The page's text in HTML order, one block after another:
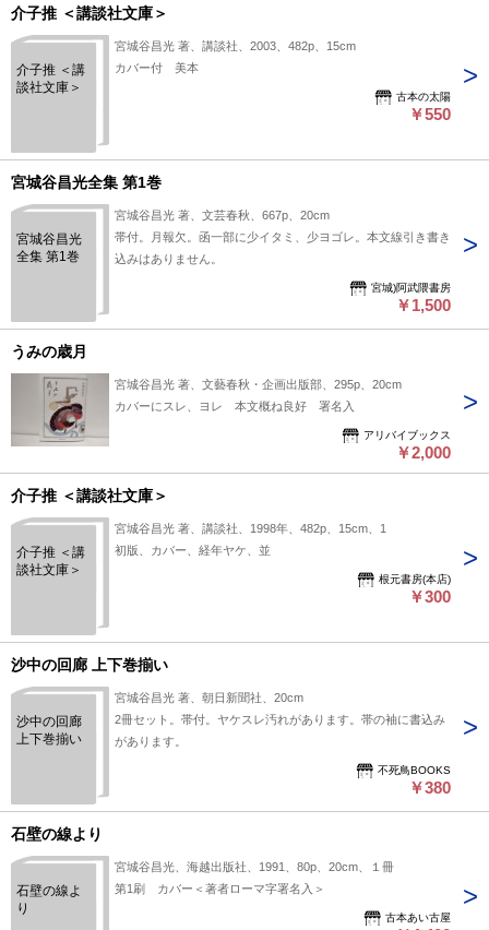
介子推 ＜講談社文庫＞
介子推 ＜講
談社文庫＞
宮城谷昌光 著、講談社、2003、482p、15cm
カバー付 美本
古本の太陽
￥550
宮城谷昌光全集 第1巻
宮城谷昌光
全集 第1巻
宮城谷昌光 著、文芸春秋、667p、20cm
帯付。月報欠。函一部に少イタミ、少ヨゴレ。本文線引き書き
込みはありません。
宮城)阿武隈書房
￥1,500
うみの歳月
宮城谷昌光 著、文藝春秋・企画出版部、295p、20cm
カバーにスレ、ヨレ 本文概ね良好 署名入
アリバイブックス
￥2,000
介子推 ＜講談社文庫＞
介子推 ＜講
談社文庫＞
宮城谷昌光 著、講談社、1998年、482p、15cm、1
初版、カバー、経年ヤケ、並
根元書房(本店)
￥300
沙中の回廊 上下巻揃い
沙中の回廊
上下巻揃い
宮城谷昌光 著、朝日新聞社、20cm
2冊セット。帯付。ヤケスレ汚れがあります。帯の袖に書込み
があります。
不死鳥BOOKS
￥380
石壁の線より
石壁の線よ
り
宮城谷昌光、海越出版社、1991、80p、20cm、１冊
第1刷 カバー＜著者ローマ字署名入＞
古本あい古屋